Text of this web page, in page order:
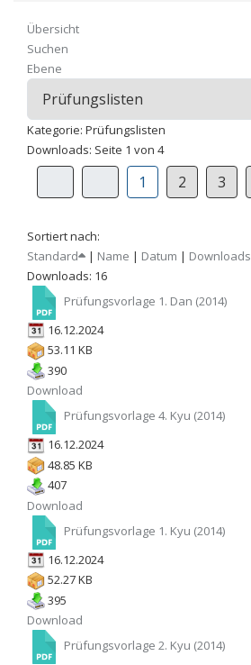
Übersicht
Suchen
Ebene
Kategorie: Prüfungslisten
Downloads: Seite 1 von 4
1 2 3
Sortiert nach:
Standard
| Name | Datum | Downloads
Downloads: 16
Prüfungsvorlage 1. Dan (2014)
16.12.2024
53.11 KB
390
Download
Prüfungsvorlage 4. Kyu (2014)
16.12.2024
48.85 KB
407
Download
Prüfungsvorlage 1. Kyu (2014)
16.12.2024
52.27 KB
395
Download
Prüfungsvorlage 2. Kyu (2014)